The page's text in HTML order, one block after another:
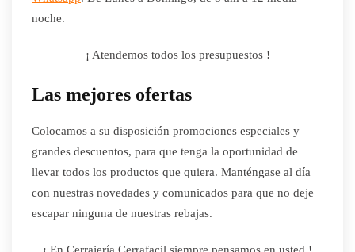
noche.
¡ Atendemos todos los presupuestos !
Las mejores ofertas
Colocamos a su disposición promociones especiales y
grandes descuentos, para que tenga la oportunidad de
llevar todos los productos que quiera. Manténgase al día
con nuestras novedades y comunicados para que no deje
escapar ninguna de nuestras rebajas.
¡ En Cerrajería Cerrafacil siempre pensamos en usted !